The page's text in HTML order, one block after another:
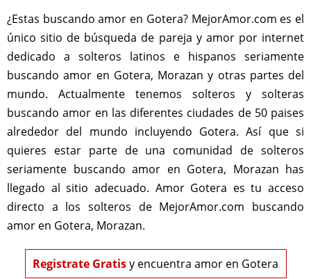
¿Estas buscando amor en Gotera? MejorAmor.com es el
único sitio de búsqueda de pareja y amor por internet
dedicado a solteros latinos e hispanos seriamente
buscando amor en Gotera, Morazan y otras partes del
mundo. Actualmente tenemos solteros y solteras
buscando amor en las diferentes ciudades de 50 paises
alrededor del mundo incluyendo Gotera. Así que si
quieres estar parte de una comunidad de solteros
seriamente buscando amor en Gotera, Morazan has
llegado al sitio adecuado. Amor Gotera es tu acceso
directo a los solteros de MejorAmor.com buscando
amor en Gotera, Morazan.
Registrate Gratisy encuentra amor en Gotera